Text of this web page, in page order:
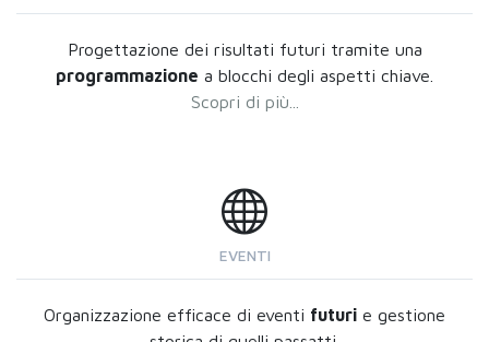
Progettazione dei risultati futuri tramite una
programmazione a blocchi degli aspetti chiave.
Scopri di più...
EVENTI
Organizzazione efficace di eventi futuri e gestione